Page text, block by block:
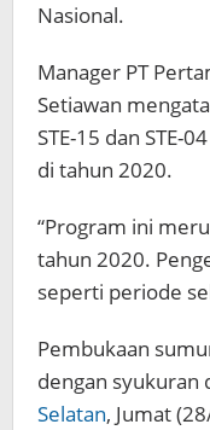
Nasional.
Manager PT
Setiawan
STE-15 dan STE-
di tahun 2020.
“Program ini
tahun 2020.
seperti periode
Pembukaan
dengan syukuran
Selatan, Jumat